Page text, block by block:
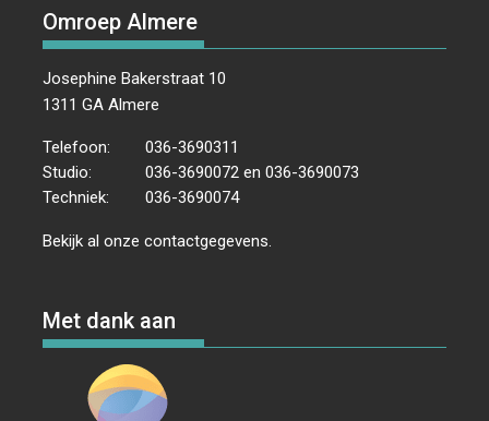
Omroep Almere
Josephine Bakerstraat 10
1311 GA Almere
Telefoon:
036-3690311
Studio:
036-3690072 en 036-3690073
Techniek:
036-3690074
Bekijk al onzecontactgegevens
Met dank aan